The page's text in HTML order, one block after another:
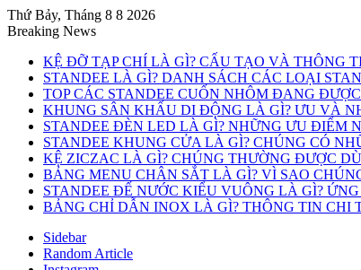
Thứ Bảy, Tháng 8 8 2026
Breaking News
KỆ ĐỠ TẠP CHÍ LÀ GÌ? CẤU TẠO VÀ THÔNG
STANDEE LÀ GÌ? DANH SÁCH CÁC LOẠI
TOP CÁC STANDEE CUỐN NHÔM ĐANG
KHUNG SÂN KHẤU DI ĐỘNG LÀ GÌ? ƯU VÀ
STANDEE ĐÈN LED LÀ GÌ? NHỮNG ƯU ĐIỂM
STANDEE KHUNG CỬA LÀ GÌ? CHÚNG CÓ
KỆ ZICZAC LÀ GÌ? CHÚNG THƯỜNG ĐƯỢC
BẢNG MENU CHÂN SẮT LÀ GÌ? VÌ SAO
STANDEE ĐẾ NƯỚC KIỂU VUÔNG LÀ GÌ?
BẢNG CHỈ DẪN INOX LÀ GÌ? THÔNG TIN CHI
Sidebar
Random Article